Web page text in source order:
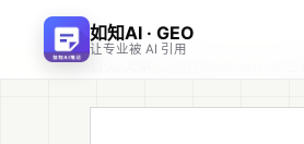
如知AI · GEO
让专业被 AI 引用